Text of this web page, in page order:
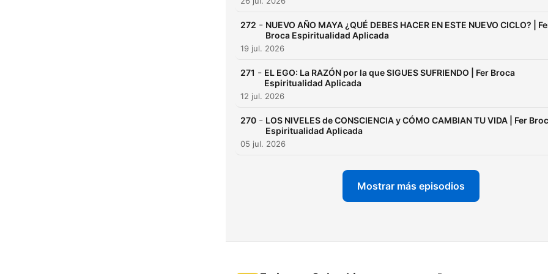
272 - NUEVO AÑO MAYA ¿QUÉ DEBES HACER EN ESTE NUEVO CICLO? |
Broca Espiritualidad Aplicada
19 jul. 2026
271 - EL EGO: La RAZÓN por la que SIGUES SUFRIENDO | Fer Broca
Espiritualidad Aplicada
12 jul. 2026
270 - LOS NIVELES de CONSCIENCIA y CÓMO CAMBIAN TU VIDA | Fer
Espiritualidad Aplicada
05 jul. 2026
Mostrar más episodios